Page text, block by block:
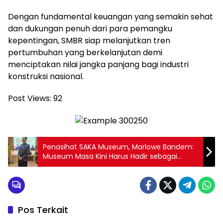
Dengan fundamental keuangan yang semakin sehat
dan dukungan penuh dari para pemangku
kepentingan, SMBR siap melanjutkan tren
pertumbuhan yang berkelanjutan demi
menciptakan nilai jangka panjang bagi industri
konstruksi nasional.
Post Views: 92
Penasihat SAKA Museum, Marlowe Bandem:
Museum Masa Kini Harus Hadir sebagai
Pusat Pengetahuan, Pengalaman Budaya,
sekaligus Ruang Dialog Publik yang Relevan
dengan Perkembangan Zaman.
Pos Terkait